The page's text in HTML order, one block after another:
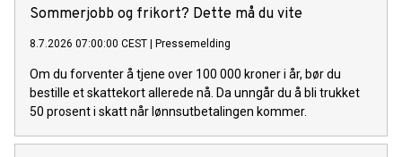
personallistepliktige bransjer.
Sommerjobb og frikort? Dette må du vite
8.7.2026 07:00:00 CEST | Pressemelding
Om du forventer å tjene over 100 000 kroner i år, bør du
bestille et skattekort allerede nå. Da unngår du å bli trukket
50 prosent i skatt når lønnsutbetalingen kommer.